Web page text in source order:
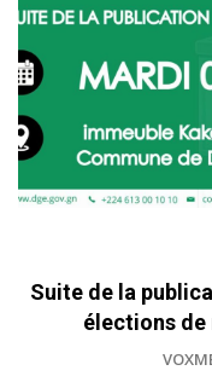
Suite de la
élections de